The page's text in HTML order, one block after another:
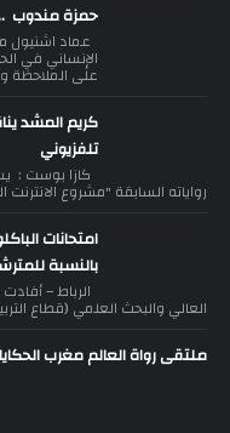
حمزة مندوب ..
عماد اشنيول
الإنساني في
على الملاحظة
كريم المشد
تلفزيوني
كازا بوست :
رواياته السابقة "مشروع
امتحانات
بالنسبة
الرباط –
العالي والبحث العلمي (قطاع
ملتقى رواة العالم مغرب الحكايات الدورة 21 من 1